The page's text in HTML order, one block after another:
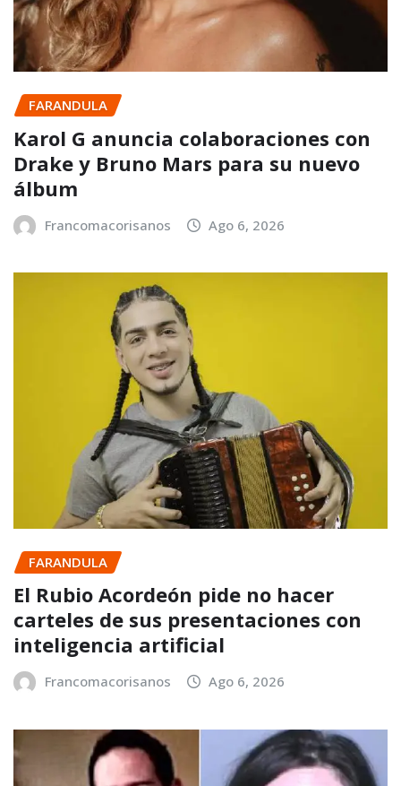
FARANDULA
Karol G anuncia colaboraciones con
Drake y Bruno Mars para su nuevo
álbum
Francomacorisanos Ago 6, 2026
FARANDULA
El Rubio Acordeón pide no hacer
carteles de sus presentaciones con
inteligencia artificial
Francomacorisanos Ago 6, 2026